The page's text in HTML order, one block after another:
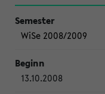
WiSe 2008/2009
13.10.2008